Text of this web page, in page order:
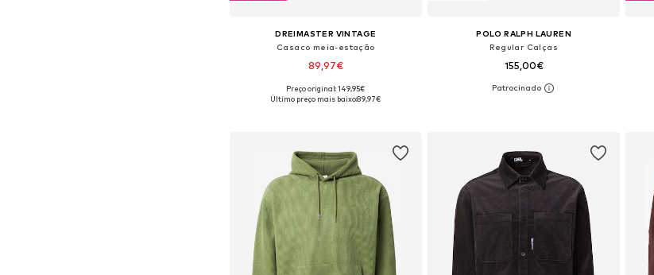
DREIMASTER VINTAGE
Casaco meia-estação
89,97€
+3
Tamanhos disponíveis: S, M, L, XL, XXL
Preço original: 149,95€
Último preço mais baixo:89,97€
POLO RALPH LAUREN
Regular Calças
155,00€
Tamanhos disponíveis: 29-30, 31-32, 33, 34